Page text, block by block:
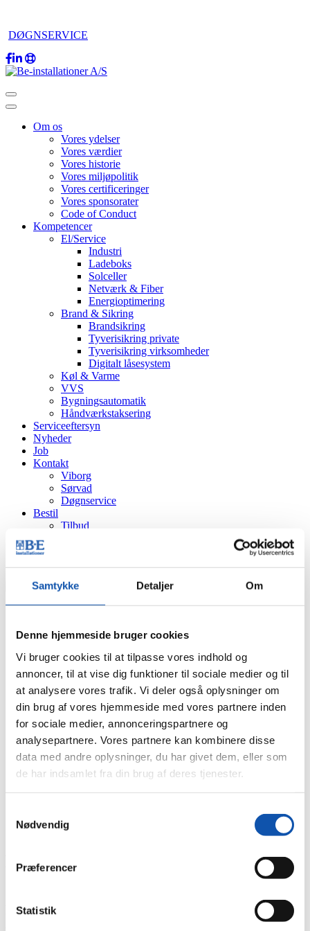
Samtykke Detaljer Om
Denne hjemmeside bruger cookies
Vi bruger cookies til at tilpasse vores indhold og
annoncer, til at vise dig funktioner til sociale medier og til
at analysere vores trafik. Vi deler også oplysninger om
din brug af vores hjemmeside med vores partnere inden
for sociale medier, annonceringspartnere og
analysepartnere. Vores partnere kan kombinere disse
data med andre oplysninger, du har givet dem, eller som
de har indsamlet fra din brug af deres tjenester.
Nødvendig
Præferencer
Statistik
DØGNSERVICE
Om os
Vores ydelser
Vores værdier
Vores historie
Vores miljøpolitik
Vores certificeringer
Vores sponsorater
Code of Conduct
Kompetencer
El/Service
Industri
Ladeboks
Solceller
Netværk & Fiber
Energioptimering
Brand & Sikring
Brandsikring
Tyverisikring private
Tyverisikring virksomheder
Digitalt låsesystem
Køl & Varme
VVS
Bygningsautomatik
Håndværkstaksering
Serviceeftersyn
Nyheder
Job
Kontakt
Viborg
Sørvad
Døgnservice
Bestil
Tilbud
Du er her:
Forside
boligselskaber
Digitaliseringen vil revolutionere drift og vedligehold
af udlejningsejendomme. Det ved vi en del om, og